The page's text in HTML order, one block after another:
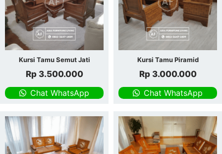
Kursi Tamu Semut Jati
Rp3.500.000
Chat WhatsApp
Kursi Tamu Piramid
Rp3.000.000
Chat WhatsApp